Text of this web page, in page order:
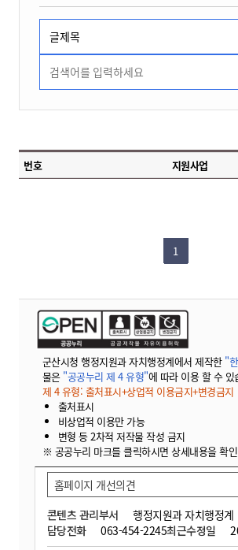
번호 지원사업
1
군산시청 행정지원과 자치행정계에서 제작한 "
물은 "공공누리 제 4 유형"에 따라 이용 할 수 있
제 4 유형: 출처표시+상업적 이용금지+변경금지
출처표시
비상업적 이용만 가능
변형 등 2차적 저작물 작성 금지
※ 공공누리 마크를 클릭하시면 상세내용을 확
콘텐츠 관리부서
행정지원과 자치행정계
담당전화
063-454-2245최근수정일
홈페이지 개선의견